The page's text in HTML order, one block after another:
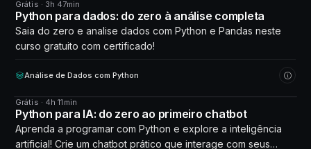
CURSO
Grátis · 3h 47min
Python para dados: do zero à análise completa
Saia do zero e analise dados com Python e Pandas neste
curso gratuito com certificado!
Análise de Dados com Python
CURSO
Grátis · 4h 11min
Python para IA: do zero ao primeiro chatbot
Aprenda a programar com Python e explore a inteligência
artificial! Crie um chatbot prático que interage com seus